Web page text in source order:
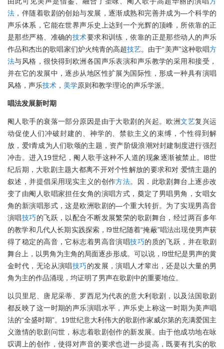
法 ，伴随着歌剧的创始与发展，逐渐成熟和完善并成为—个科学的
声乐体系，它能在世界声乐史上达到一个光辉的顶峰，所依靠的正
是那些严格、准确的技术要求和训练，依靠的正是那些动人的声乐
作品和杰出的歌唱家们炉火纯青的高超技艺。由于“美声”这种歌唱方
法与风格，很快得到欧洲各国声乐表演和声乐教学的采用和接受，
并在它的发展中，逐步从地区性扩展为国际性，形成一种具有演唱
风格，声乐技术 ， 美学原则和教学理论的声乐学派。
唱法发展新时期
阉人歌手的衰落一部分原因是由于大歌剧的兴起。欧洲文艺复兴运
动促使人们冲破封建的、神学的、禁欲主义的束缚，个性得到解
放，爱I青成为人们歌颂的主题，资产阶级浪潮对封建制度进行强烈
冲击。进入19世纪，阉人歌手这种不人道的现象逐渐被禁止。l8世
纪后期，大歌剧主题大都离不开对个性解放的要求和对 爱情主题的
叙述，并提倡采用现实主义的创作方法。因．此歌剧舞台上逐步改
变了由阉人歌唱家担任女角的演唱方式，奠定了男唱男角，女唱女
角的新演唱形式，这是欧洲歌剧的—个重大转折。为了实现男高音
演唱技巧的飞跃，以配合不断发展繁荣的歌剧舞台，经过两百多年
的教学和几代人长期实践探索，l9世纪随着“掩蔽”唱法出现使男声获
得了稳定的高音，它标志着男高音演唱技巧的质的飞跃，并在歌剧
舞台上，以男角为主角的局面逐步形成。可以说，l9世纪是男声的黄
金时代，无论从演唱技巧的发展，演唱人才辈出，还是以大量的男
角为主的作品涌现，均证明了男声在歌剧中的重要地位。
以贝里尼、唐尼采蒂、罗西尼为代表的意大利歌剧，以及法国歌剧
都反映了这一时期的声乐演唱水平，声乐史上称这一时期为美声唱
法的“全盛时期”。19世纪意大利伟大的歌剧作家威尔第的充满爱国主
义激情的歌剧问世，标志着歌剧创作的新发展。由于他成功地在咏
叹调上的创作，使得对声音的要求也进一步提高，既要有扎实的歌